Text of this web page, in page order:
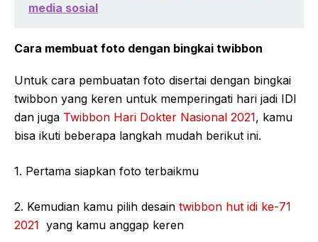
media sosial
Cara membuat foto dengan bingkai twibbon
Untuk cara pembuatan foto disertai dengan bingkai
twibbon yang keren untuk memperingati hari jadi IDI
dan juga Twibbon Hari Dokter Nasional 2021, kamu
bisa ikuti beberapa langkah mudah berikut ini.
1. Pertama siapkan foto terbaikmu
2. Kemudian kamu pilih desain twibbon hut idi ke-71
2021 yang kamu anggap keren